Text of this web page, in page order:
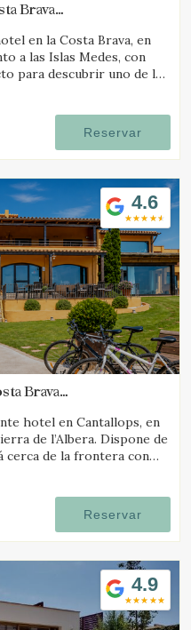
Brava
en la Costa Brava, en
a las Islas Medes, con
para descubrir uno de los
Reservar
4.6
Brava
hotel en Cantallops, en
de l’Albera. Dispone de
cerca de la frontera con
Reservar
4.9